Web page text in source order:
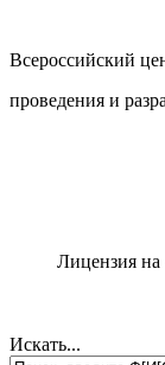
Всероссийский
проведения и
Лицензия на
Искать...